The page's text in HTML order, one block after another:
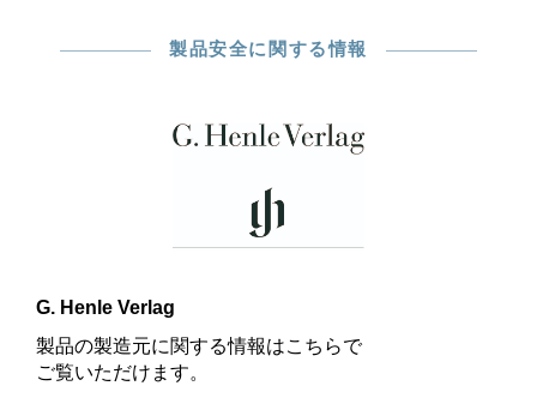
製品安全に関する情報
G. Henle Verlag
製品の製造元に関する情報はこちらで
ご覧いただけます。